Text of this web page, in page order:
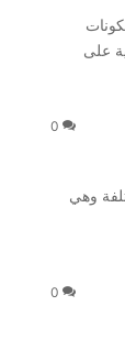
على
0
وهي
0